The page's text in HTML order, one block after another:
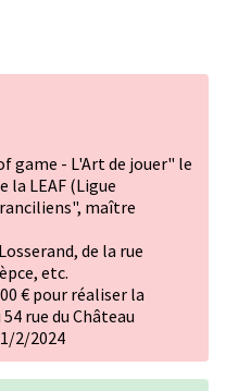
game - L'Art de jouer" le
la LEAF (Ligue
maître
de la rue
etc.
€ pour réaliser la
rue du Château
2/2024